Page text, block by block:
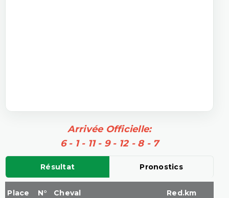
Arrivée Officielle:
6 - 1 - 11 - 9 - 12 - 8 - 7
Résultat Pronostics
Place N° Cheval Red.km